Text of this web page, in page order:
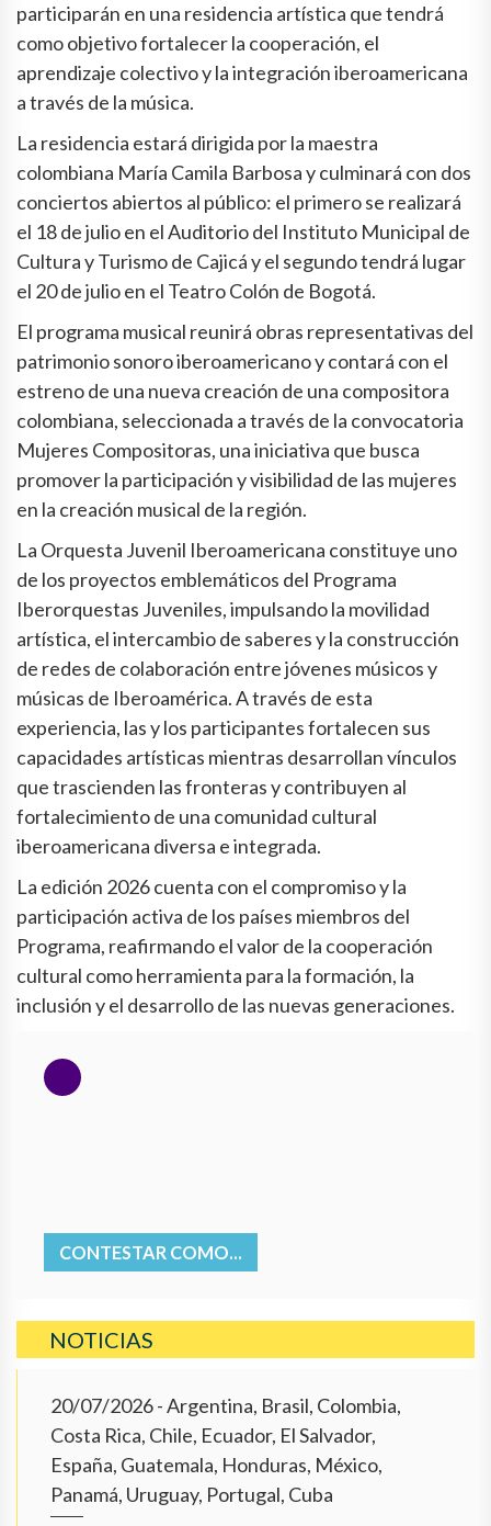
participarán en una residencia artística que tendrá
como objetivo fortalecer la cooperación, el
aprendizaje colectivo y la integración iberoamericana
a través de la música.
La residencia estará dirigida por la maestra
colombiana María Camila Barbosa y culminará con dos
conciertos abiertos al público: el primero se realizará
el 18 de julio en el Auditorio del Instituto Municipal de
Cultura y Turismo de Cajicá y el segundo tendrá lugar
el 20 de julio en el Teatro Colón de Bogotá.
El programa musical reunirá obras representativas del
patrimonio sonoro iberoamericano y contará con el
estreno de una nueva creación de una compositora
colombiana, seleccionada a través de la convocatoria
Mujeres Compositoras, una iniciativa que busca
promover la participación y visibilidad de las mujeres
en la creación musical de la región.
La Orquesta Juvenil Iberoamericana constituye uno
de los proyectos emblemáticos del Programa
Iberorquestas Juveniles, impulsando la movilidad
artística, el intercambio de saberes y la construcción
de redes de colaboración entre jóvenes músicos y
músicas de Iberoamérica. A través de esta
experiencia, las y los participantes fortalecen sus
capacidades artísticas mientras desarrollan vínculos
que trascienden las fronteras y contribuyen al
fortalecimiento de una comunidad cultural
iberoamericana diversa e integrada.
La edición 2026 cuenta con el compromiso y la
participación activa de los países miembros del
Programa, reafirmando el valor de la cooperación
cultural como herramienta para la formación, la
inclusión y el desarrollo de las nuevas generaciones.
CONTESTAR COMO...
NOTICIAS
20/07/2026- Argentina, Brasil, Colombia,
Costa Rica, Chile, Ecuador, El Salvador,
España, Guatemala, Honduras, México,
Panamá, Uruguay, Portugal, Cuba